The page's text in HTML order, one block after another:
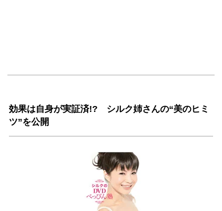
効果は自身が実証済!? シルク姉さんの“美のヒミ
ツ”を公開